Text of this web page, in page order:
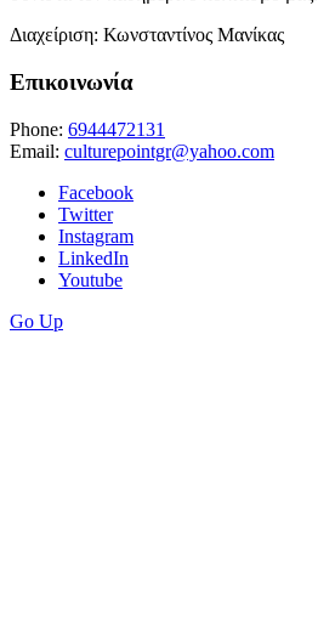
Διαχείριση: Κωνσταντίνος Μανίκας
Επικοινωνία
Phone: 6944472131
Email: culturepointgr@yahoo.com
Facebook
Twitter
Instagram
LinkedIn
Youtube
Go Up